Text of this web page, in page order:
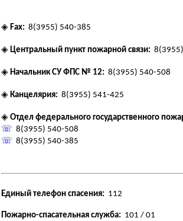
◈ Fax: 8(3955) 540-385
◈ Центральный пункт пожарной связи:
◈ Начальник СУ ФПС № 12: 8(3955) 540-508
◈ Канцелярия: 8(3955) 541-425
◈ Отдел федерального государственного
☏ 8(3955) 540-508
☏ 8(3955) 540-385
Единый телефон спасения: 112
Пожарно-спасательная служба: 101 / 01